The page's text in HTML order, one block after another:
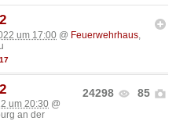
um 17:00 @ Feuerwehrhaus
24298 85
um 20:30 @
an der